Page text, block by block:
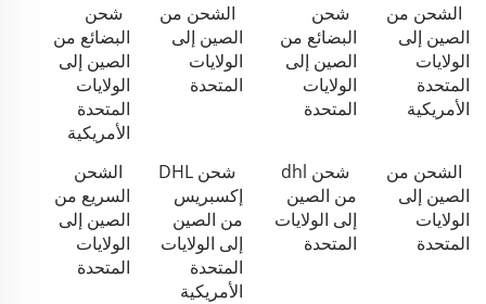
الشحن من
الصين إلى
الولايات
المتحدة
الأمريكية
شحن
البضائع من
الصين إلى
الولايات
المتحدة
الشحن من
الصين إلى
الولايات
المتحدة
شحن
البضائع من
الصين إلى
الولايات
المتحدة
الأمريكية
الشحن من
الصين إلى
الولايات
المتحدة
شحن dhl
من الصين
إلى الولايات
المتحدة
شحن DHL
إكسبريس
من الصين
إلى الولايات
المتحدة
الأمريكية
الشحن
السريع من
الصين إلى
الولايات
المتحدة